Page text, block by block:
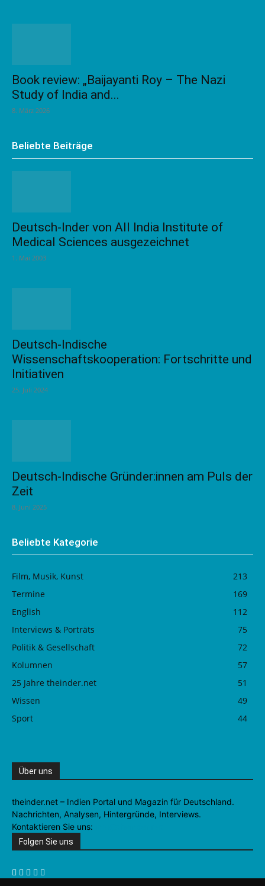
Book review: „Baijayanti Roy – The Nazi
Study of India and...
8. März 2026
Beliebte Beiträge
Deutsch-Inder von All India Institute of
Medical Sciences ausgezeichnet
1. Mai 2003
Deutsch-Indische
Wissenschaftskooperation: Fortschritte und
Initiativen
25. Juli 2024
Deutsch-Indische Gründer:innen am Puls der
Zeit
8. Juni 2025
Beliebte Kategorie
Film, Musik, Kunst
213
Termine
169
English
112
Interviews & Porträts
75
Politik & Gesellschaft
72
Kolumnen
57
25 Jahre theinder.net
51
Wissen
49
Sport
44
Über uns
theinder.net – Indien Portal und Magazin für Deutschland.
Nachrichten, Analysen, Hintergründe, Interviews.
Kontaktieren Sie uns:
Folgen Sie uns